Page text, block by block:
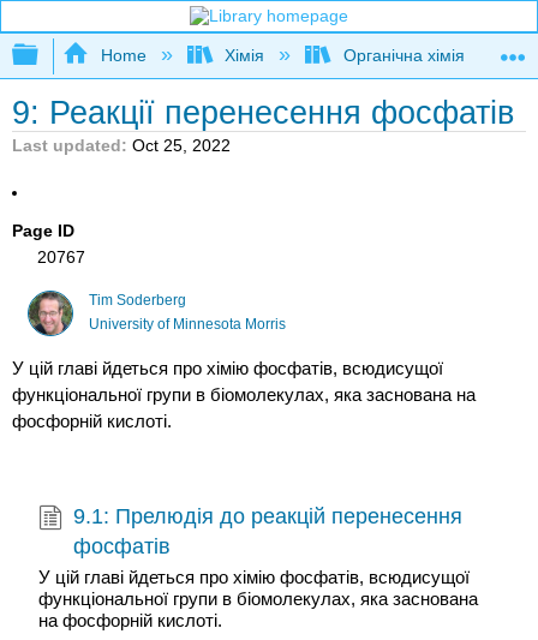
Expand/collapse global hierarchy
Home Хімія Органічна хімія
9: Реакції перенесення фосфатів
Last updated Oct 25, 2022
Page ID
20767
Tim Soderberg
University of Minnesota Morris
У цій главі йдеться про хімію фосфатів, всюдисущої
функціональної групи в біомолекулах, яка заснована на
фосфорній кислоті.
9.1: Прелюдія до реакцій перенесення
фосфатів
У цій главі йдеться про хімію фосфатів, всюдисущої
функціональної групи в біомолекулах, яка заснована
на фосфорній кислоті.